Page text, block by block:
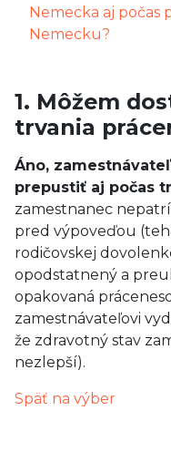
Nemecka aj počas
Nemecku?
1. Môžem
trvania
Áno,
prepustiť aj počas
zamestnanec
pred výpoveďou
rodičovskej
opodstatnený a
opakovaná
zamestnávateľovi
že zdravotný stav
nezlepší).
Späť na výber